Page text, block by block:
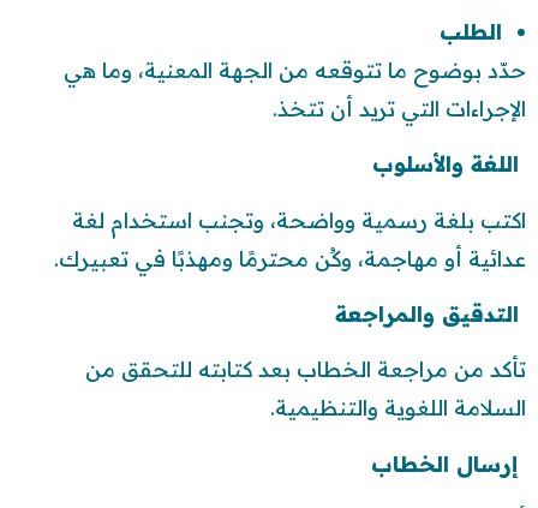
الطلب
حدّد بوضوح ما تتوقعه من الجهة المعنية، وما هي
الإجراءات التي تريد أن تتخذ.
اللغة والأسلوب
اكتب بلغة رسمية وواضحة، وتجنب استخدام لغة
عدائية أو مهاجمة، وكُن محترمًا ومهذبًا في تعبيرك.
التدقيق والمراجعة
تأكد من مراجعة الخطاب بعد كتابته للتحقق من
السلامة اللغوية والتنظيمية.
إرسال الخطاب